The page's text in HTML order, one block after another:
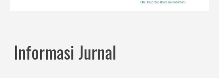
Informasi Jurnal